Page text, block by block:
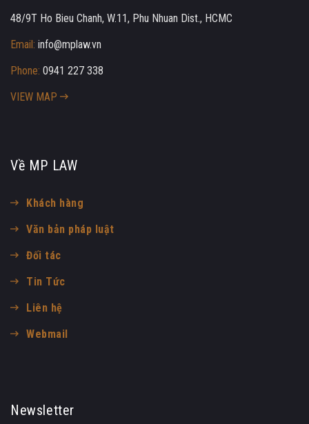
48/9T Ho Bieu Chanh, W.11, Phu Nhuan Dist., HCMC
Email: info@mplaw.vn
Phone: 0941 227 338
VIEW MAP
Về MP LAW
Khách hàng
Văn bản pháp luật
Đối tác
Tin Tức
Liên hệ
Webmail
Newsletter